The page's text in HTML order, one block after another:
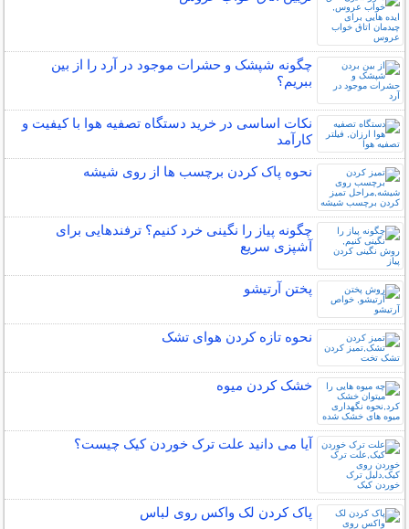
چگونه شپشک و حشرات موجود در آرد را از بین
ببریم؟
نکات اساسی در خرید دستگاه تصفیه هوا با کیفیت و
کارآمد
نحوه پاک کردن برچسب ها از روی شیشه
چگونه پیاز را نگینی خرد کنیم؟ ترفندهایی برای
آشپزی سریع
پختن آرتیشو
نحوه تازه کردن هوای تشک
خشک کردن میوه
آیا می دانید علت ترک خوردن کیک چیست؟
پاک کردن لک واکس روی لباس